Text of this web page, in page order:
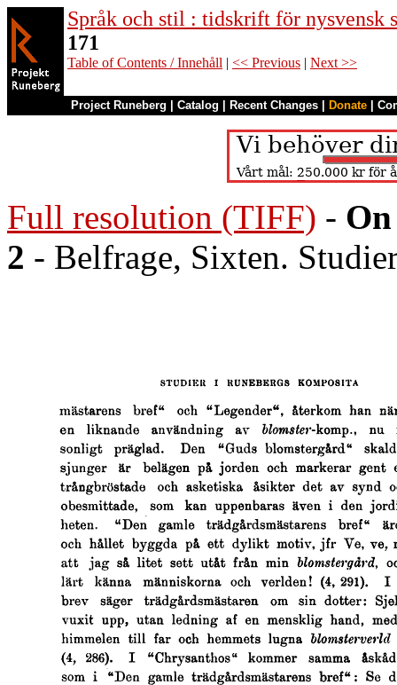
Språk och stil : tidskrift för nysvensk
171
Table of Contents / Innehåll | << Previous | Next >>
Project Runeberg Catalog Recent Changes Donate
Full resolution (TIFF) -
2 - Belfrage, Sixten.